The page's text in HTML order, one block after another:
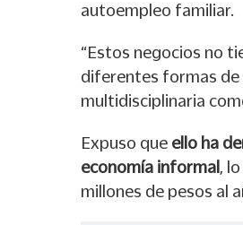
autoempleo familiar.
“Estos negocios no
diferentes formas de
multidisciplinaria
Expuso que ello ha
economía informal ,
millones de pesos al